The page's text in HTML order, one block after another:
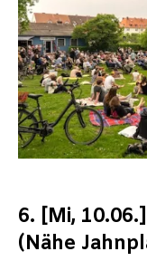
6. [Mi,
(Nähe